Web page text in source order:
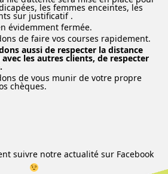
les femmes enceintes, les
sur justificatif .
évidemment fermée.
de faire vos courses rapidement.
aussi de respecter la distance
avec les autres clients, de respecter
de vous munir de votre propre
chèques.
suivre notre actualité sur Facebook